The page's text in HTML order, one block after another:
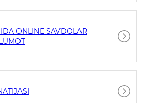
ONLINE SAVDOLAR